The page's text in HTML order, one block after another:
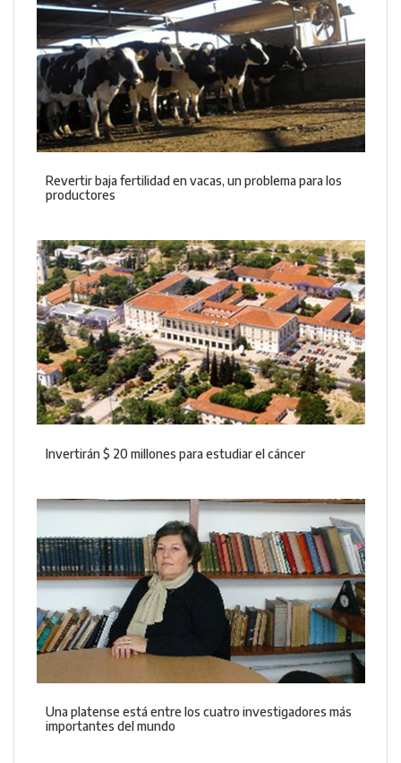
Revertir baja fertilidad en vacas, un problema para los
productores
Invertirán $ 20 millones para estudiar el cáncer
Una platense está entre los cuatro investigadores más
importantes del mundo